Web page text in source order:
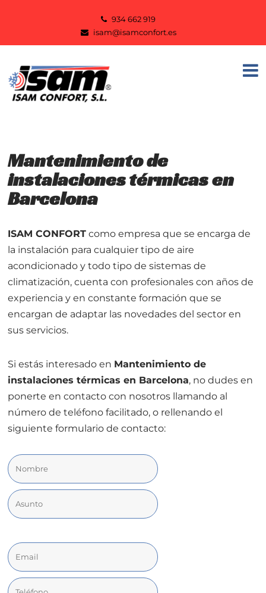
934 662 919
isam@isamconfort.es
Mantenimiento de
instalaciones térmicas en
Barcelona
ISAM CONFORT como empresa que se encarga de
la instalación para cualquier tipo de aire
acondicionado y todo tipo de sistemas de
climatización, cuenta con profesionales con años de
experiencia y en constante formación que se
encargan de adaptar las novedades del sector en
sus servicios.
Si estás interesado en Mantenimiento de
instalaciones térmicas en Barcelona, no dudes en
ponerte en contacto con nosotros llamando al
número de teléfono facilitado, o rellenando el
siguiente formulario de contacto: